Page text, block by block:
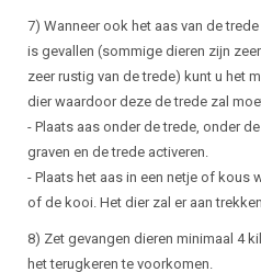
7) Wanneer ook het aas van de
is gevallen (sommige dieren zijn
zeer rustig van de trede) kunt u het
dier waardoor deze de trede zal
- Plaats aas onder de trede, onder
graven en de trede activeren.
- Plaats het aas in een netje of kous
of de kooi. Het dier zal er aan
8) Zet gevangen dieren minimaal 4
het terugkeren te voorkomen.